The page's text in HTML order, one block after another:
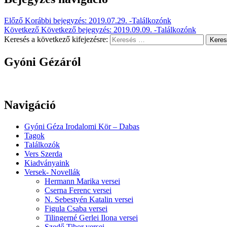
Előző Korábbi bejegyzés: 2019.07.29. -Találkozónk
Következő Következő bejegyzés: 2019.09.09. -Találkozónk
Keresés a következő kifejezésre:
Gyóni Gézáról
Navigáció
Gyóni Géza Irodalomi Kör – Dabas
Tagok
Találkozók
Vers Szerda
Kiadványaink
Versek- Novellák
Hermann Marika versei
Cserna Ferenc versei
N. Sebestyén Katalin versei
Figula Csaba versei
Tilingerné Gerlei Ilona versei